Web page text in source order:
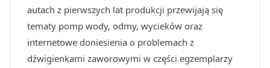
autach z pierwszych lat produkcji przewijają się
tematy pomp wody, odmy, wycieków oraz
internetowe doniesienia o problemach z
dźwigienkami zaworowymi w części egzemplarzy